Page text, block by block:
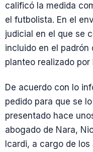
calificó la medida
el futbolista. En el
judicial en el que se
incluido en el padrón
planteo realizado por
De acuerdo con lo
pedido para que se
presentado hace
abogado de Nara,
Icardi, a cargo de